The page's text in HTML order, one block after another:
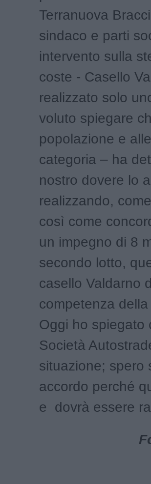
Terranuova
sindaco e parti
intervento sulla
coste - Casello
realizzato solo
voluto spiegare
popolazione e
categoria – ha
nostro dovere lo
realizzando,
così come
un impegno di 8
secondo lotto,
casello Valdarno
competenza
Oggi ho spiegato
Società
situazione; spero
accordo perché
e dovrà essere